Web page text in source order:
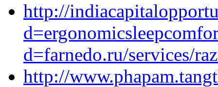
http://
d=farnedo.ru/services/
http://